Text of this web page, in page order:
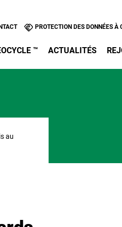
PROTECTION DES DONNÉES
™ ACTUALITÉS
au